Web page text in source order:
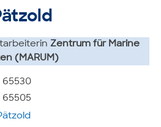
Zentrum für Marine
(MARUM)
65530
65505